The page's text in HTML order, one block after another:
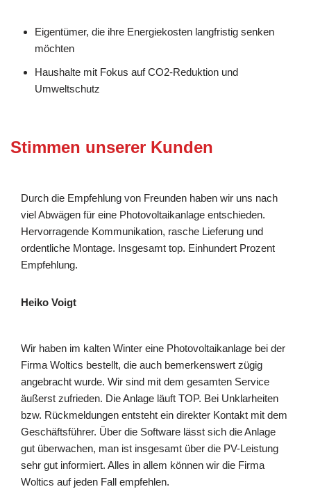
Eigentümer, die ihre Energiekosten langfristig senken
möchten
Haushalte mit Fokus auf CO2-Reduktion und
Umweltschutz
Stimmen unserer Kunden
Durch die Empfehlung von Freunden haben wir uns nach
viel Abwägen für eine Photovoltaikanlage entschieden.
Hervorragende Kommunikation, rasche Lieferung und
ordentliche Montage. Insgesamt top. Einhundert Prozent
Empfehlung.
Heiko Voigt
Wir haben im kalten Winter eine Photovoltaikanlage bei der
Firma Woltics bestellt, die auch bemerkenswert zügig
angebracht wurde. Wir sind mit dem gesamten Service
äußerst zufrieden. Die Anlage läuft TOP. Bei Unklarheiten
bzw. Rückmeldungen entsteht ein direkter Kontakt mit dem
Geschäftsführer. Über die Software lässt sich die Anlage
gut überwachen, man ist insgesamt über die PV-Leistung
sehr gut informiert. Alles in allem können wir die Firma
Woltics auf jeden Fall empfehlen.